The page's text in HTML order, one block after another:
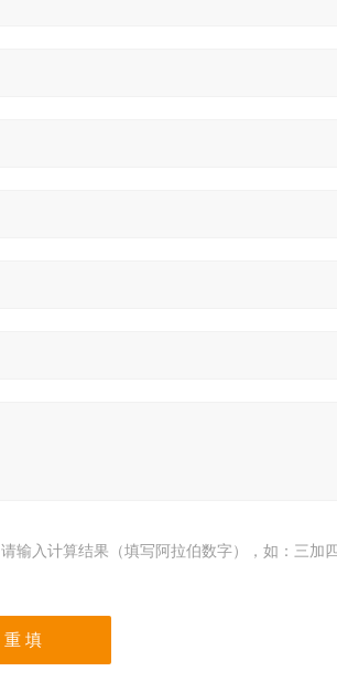
请输入计算结果（填写阿拉伯数字），如：三加